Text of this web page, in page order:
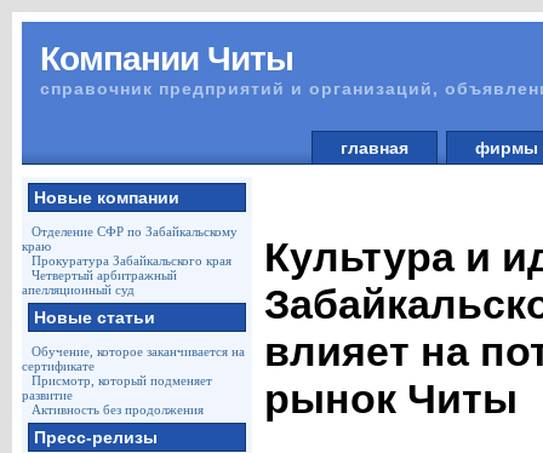
Компании Читы
справочник предприятий и организаций,
главная
Новые компании
Отделение СФР по Забайкальскому
краю
Прокуратура Забайкальского края
Четвертый арбитражный
апелляционный суд
Новые статьи
Обучение, которое заканчивается на
сертификате
Присмотр, который подменяет
развитие
Активность без продолжения
Пресс-релизы
Культура и
влияет на
рынок Читы